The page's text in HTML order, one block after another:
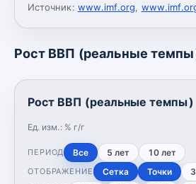
Источник: www.imf.org,
Рост ВВП (реальные
Рост ВВП (реальные темпы)
Ед. изм.: % г/г
ПЕРИОД Все 5 лет 10 лет
ОТОБРАЖЕНИЕ Сетка Точки